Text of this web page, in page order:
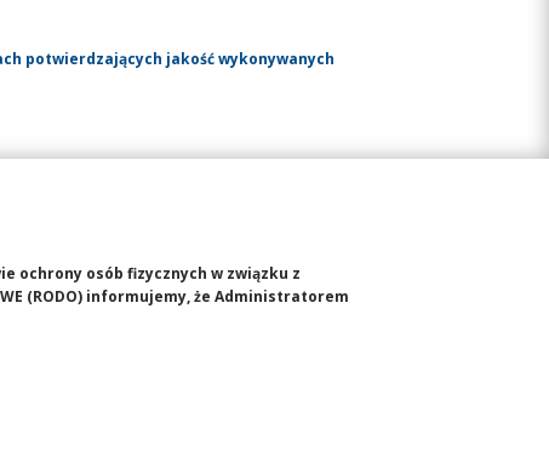
potwierdzających jakość wykonywanych
ochrony osób fizycznych w związku z
(RODO) informujemy, że Administratorem